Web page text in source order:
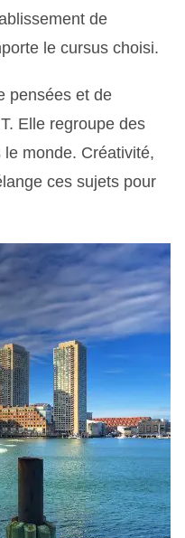
de
le cursus choisi.
pensées et de
Elle regroupe des
monde. Créativité,
ces sujets pour